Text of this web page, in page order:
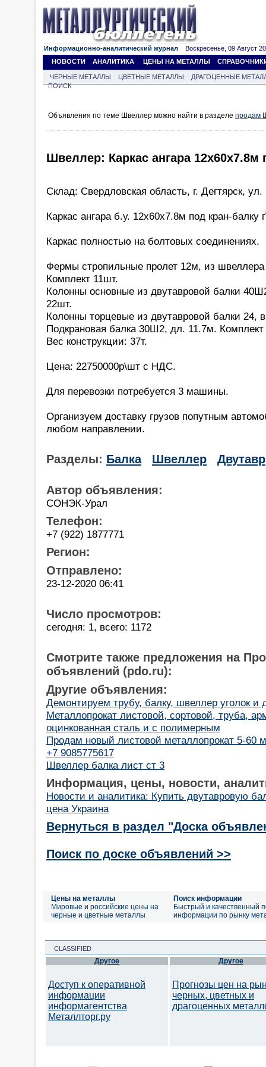
Информационно-аналитический журнал Воскресенье, 09 Август
НОВОСТИ
АНАЛИТИКА ЦЕНЫ НА МЕТАЛЛЫ
ЧЕРНЫЕ МЕТАЛЛЫ ЦВЕТНЫЕ МЕТАЛЛЫ
ДРАГОЦЕННЫЕ
ПОИСК
Объявления по теме Швеллер можно найти в разделе продам
Швеллер: Каркас ангара 12х60х7.8м
Склад: Свердловская область, г. Дегтярск,
Каркас ангара б.у. 12х60х7.8м под кран-балку
Каркас полностью на болтовых соединениях.
Фермы стропильные пролет 12м, из швеллера
Комплект 11шт.
Колонны основные из двутавровой балки
22шт.
Колонны торцевые из двутавровой балки 24,
Подкрановая балка 30Ш2, дл. 11.7м. Комплект
Вес конструкции: 37т.
Цена: 22750000р\шт с НДС.
Для перевозки потребуется 3 машины.
Организуем доставку грузов попутным
любом направлении.
Разделы: Балка Швеллер Двутавр
Автор объявления:
СОНЭК-Урал
Телефон:
+7 (922) 1877771
Регион:
Отправлено:
23-12-2020 06:41
Число просмотров:
сегодня: 1, всего: 1172
Смотрите также предложения на
объявлений (pdo.ru):
Другие объявления:
Демонтируем трубу, балку, швеллер уголок и
Металлопрокат листовой, сортовой, труба,
оцинкованная сталь и с полимерным
Продам новый листовой металлопрокат 5-60
+7 9085775617
Швеллер балка лист ст 3
Информация, цены, новости,
Новости и аналитика: Купить двутавровую
цена Украина
Вернуться в раздел "Доска
Поиск по доске объявлений >>
Цены на металлы
Мировые и российские цены на
черные и цветные металлы
Поиск информации
Быстрый и качественный
информации по рынку
CLASSIFIED
Другое
Доступ к оперативной
информации
информагентства
Металлторг.ру
Другое
Прогнозы цен на
черных, цветных и
драгоценных